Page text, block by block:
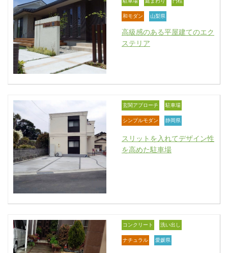
和モダン 山梨県
高級感のある平屋建てのエク
ステリア
玄関アプローチ 駐車場
シンプルモダン 静岡県
スリットを入れてデザイン性
を高めた駐車場
コンクリート 洗い出し
ナチュラル 愛媛県